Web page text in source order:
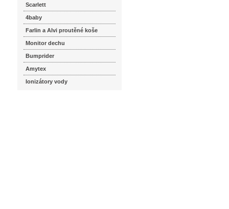
Scarlett
4baby
Farlin a Alvi proutěné koše
Monitor dechu
Bumprider
Amytex
Ionizátory vody